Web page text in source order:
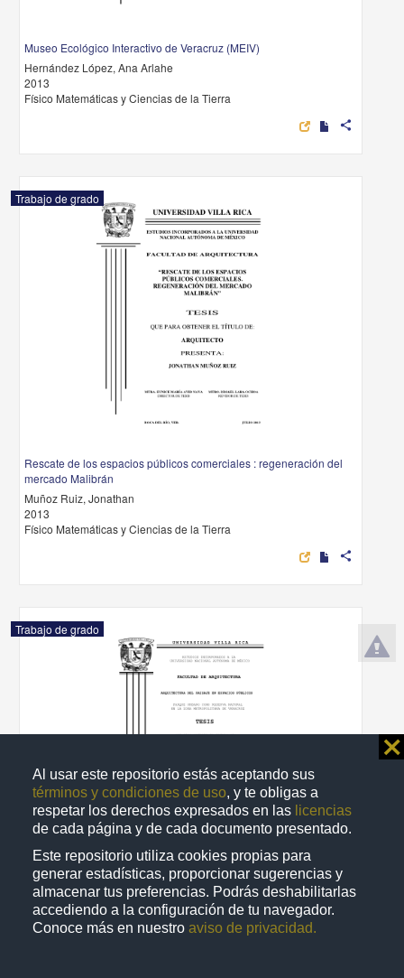
Al usar este repositorio estás aceptando sus
términos y condiciones de uso, y te obligas a
respetar los derechos expresados en las licencias
de cada página y de cada documento presentado.
Este repositorio utiliza cookies propias para
generar estadísticas, proporcionar sugerencias y
almacenar tus preferencias. Podrás deshabilitarlas
accediendo a la configuración de tu navegador.
Conoce más en nuestro aviso de privacidad.
⨯
Museo Ecológico Interactivo de Veracruz (MEIV)
Hernández López, Ana Arlahe
2013
Físico Matemáticas y Ciencias de la Tierra
share
Trabajo de grado
Rescate de los espacios públicos comerciales : regeneración del
mercado Malibrán
Muñoz Ruiz, Jonathan
2013
Físico Matemáticas y Ciencias de la Tierra
share
Trabajo de grado
Arquitectura del paisaje en espacios públicos parque urbano como
reserva natural en la zona metropolitana de Veracruz
Cruz Ramón, Joana